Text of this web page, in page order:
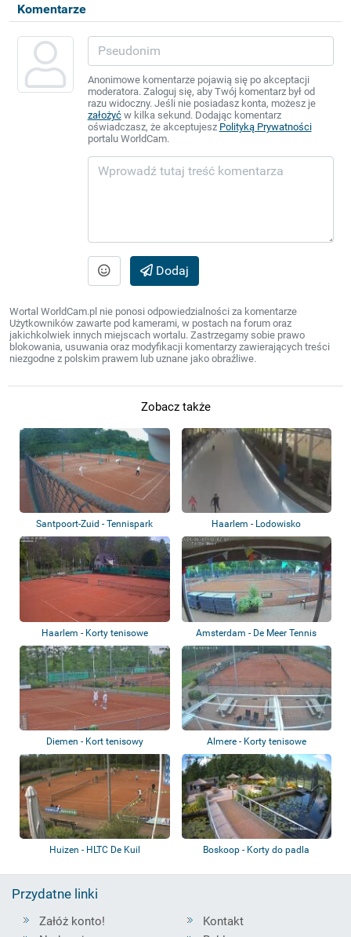
Komentarze
Anonimowe komentarze pojawią się po akceptacji
moderatora. Zaloguj się, aby Twój komentarz był od
razu widoczny. Jeśli nie posiadasz konta, możesz je
założyćw kilka sekund. Dodając komentarz
oświadczasz, że akceptujesz Polityką Prywatności
portalu WorldCam.
Dodaj
Wortal WorldCam.pl nie ponosi odpowiedzialności za komentarze
Użytkowników zawarte pod kamerami, w postach na forum oraz
jakichkolwiek innych miejscach wortalu. Zastrzegamy sobie prawo
blokowania, usuwania oraz modyfikacji komentarzy zawierających treści
niezgodne z polskim prawem lub uznane jako obraźliwe.
Zobacz także
Santpoort-Zuid - Tennispark
Brederode
Haarlem - Lodowisko
Haarlem - Korty tenisowe Amsterdam - De Meer Tennis
Diemen - Kort tenisowy Almere - Korty tenisowe
Huizen - HLTC De Kuil Boskoop - Korty do padla
Przydatne linki
Załóż konto!
Kontakt